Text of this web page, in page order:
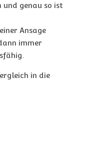
und genau so ist
Ansage
immer
in die